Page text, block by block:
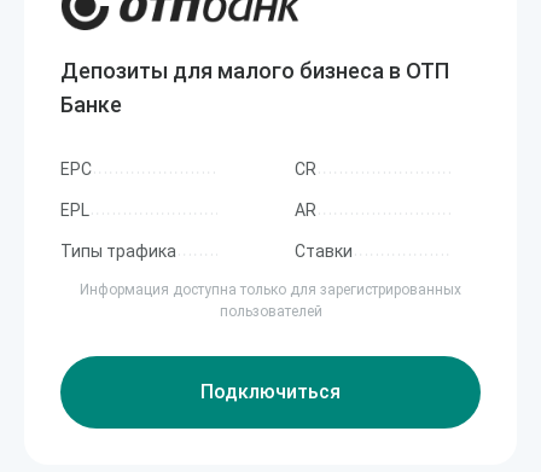
Депозиты для малого бизнеса в ОТП
Банке
EPC CR
EPL AR
Типы трафика Ставки
Информация доступна только для зарегистрированных
пользователей
Подключиться